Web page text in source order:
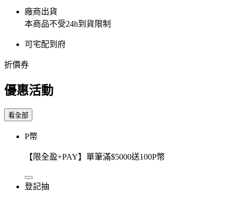
廠商出貨
本商品不受24h到貨限制
可宅配到府
折價券
優惠活動
看全部
P幣
【限全盈+PAY】單筆滿$5000送100P幣
登記抽